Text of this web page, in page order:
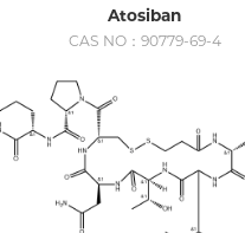
Atosiban
CAS NO：90779-69-4